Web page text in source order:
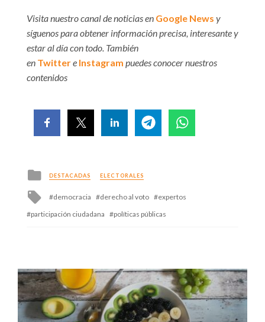
Visita nuestro canal de noticias en Google News y
síguenos para obtener información precisa, interesante y
estar al día con todo. También
en Twittere Instagram puedes conocer nuestros
contenidos
Posted
in
DESTACADAS ELECTORALES
Tagged
democracia derecho al voto
expertos
participación ciudadana
políticas públicas